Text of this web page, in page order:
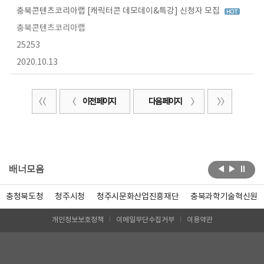
충북콘텐츠코리아랩 [캐릭터콘 데모데이&특강] 신청자 모집
충북콘텐츠코리아랩
25253
2020.10.13
이전 페이지 다음 페이지
배너모음
충청북도청 청주시청 청주시문화산업진흥재단 충북과학기술혁신원
개인정보보호정책 이메일무단수집거부 이용약관